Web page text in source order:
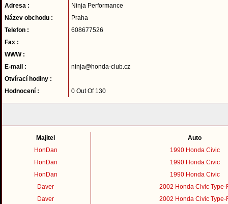
Adresa :
Ninja Performance
Název obchodu :
Praha
Telefon :
608677526
Fax :
WWW :
E-mail :
ninja@honda-club.cz
Otvírací hodiny :
Hodnocení :
0 Out Of 130
Majitel
Auto
HonDan
1990 Honda Civic
HonDan
1990 Honda Civic
HonDan
1990 Honda Civic
Daver
2002 Honda Civic Type-
Daver
2002 Honda Civic Type-